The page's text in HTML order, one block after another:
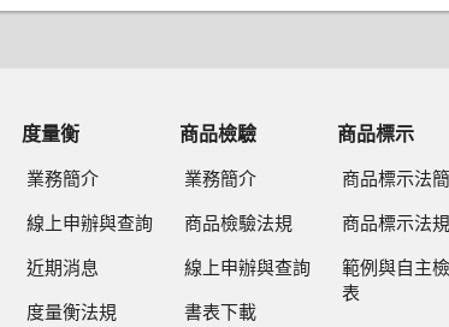
度量衡
業務簡介
線上申辦與查詢
近期消息
度量衡法規
商品檢驗
業務簡介
商品檢驗法規
線上申辦與查詢
書表下載
商品標示
商品標示法
商品標示法
範例與自主
表